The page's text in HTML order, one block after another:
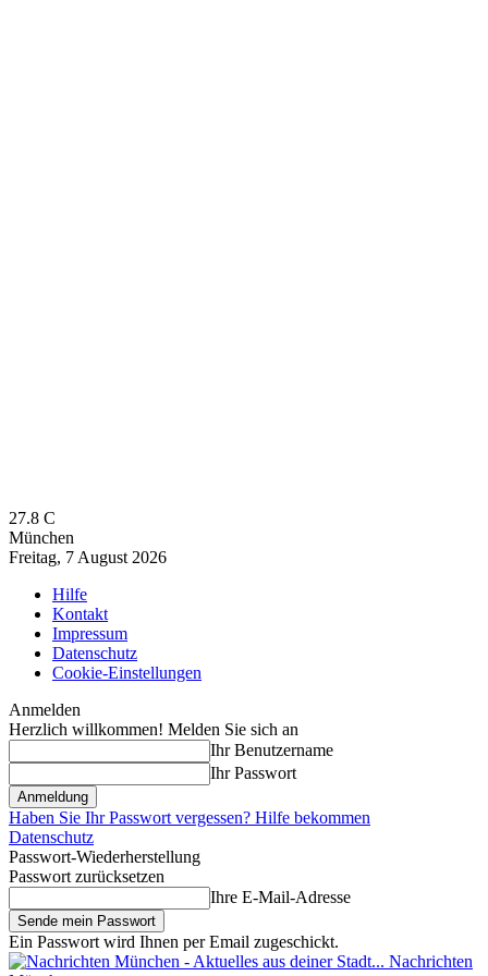
27.8 C
München
Freitag, 7 August 2026
Hilfe
Kontakt
Impressum
Datenschutz
Cookie-Einstellungen
Anmelden
Herzlich willkommen! Melden Sie sich an
Ihr Benutzername
Ihr Passwort
Haben Sie Ihr Passwort vergessen? Hilfe bekommen
Datenschutz
Passwort-Wiederherstellung
Passwort zurücksetzen
Ihre E-Mail-Adresse
Ein Passwort wird Ihnen per Email zugeschickt.
Nachrichten